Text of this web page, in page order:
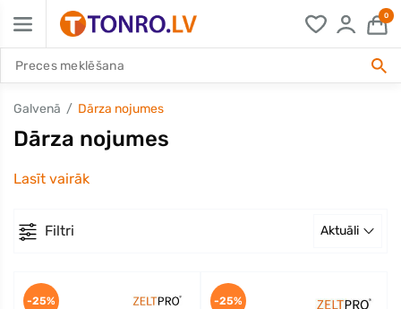
0
Galvenā Dārza nojumes
Dārza nojumes
Lasīt vairāk
Filtri Aktuāli
-25% -25%